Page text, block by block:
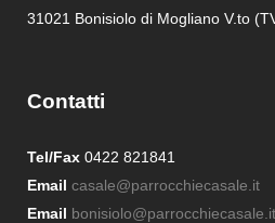
31021 Bonisiolo di Mogliano V.to
Contatti
Tel/Fax 0422 821841
Email casale@parrocchiecasale.it
Email bonisiolo@parrocchiecasale.it